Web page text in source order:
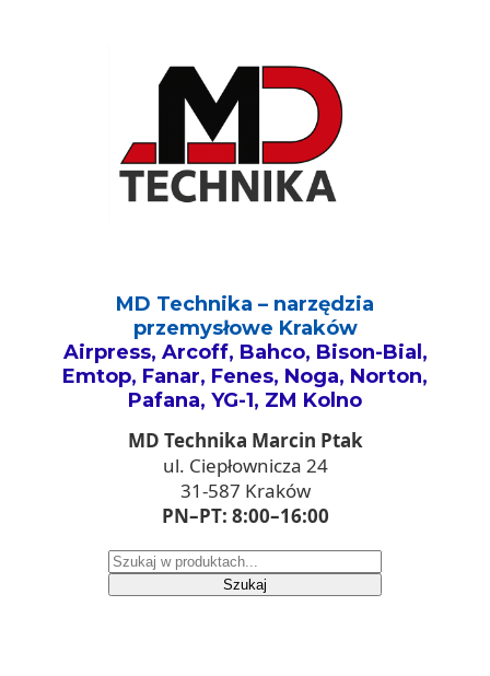
MD Technika – narzędzia
przemysłowe Kraków
Airpress, Arcoff, Bahco, Bison-Bial,
Emtop, Fanar, Fenes, Noga, Norton,
Pafana, YG-1, ZM Kolno
MD Technika Marcin Ptak
ul. Ciepłownicza 24
31-587 Kraków
PN–PT: 8:00–16:00
Szukaj